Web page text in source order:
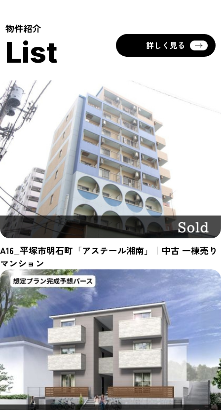
物件紹介
List 詳しく見る
A16_平塚市明石町「アステール湘南」｜中古 一棟売り
マンション